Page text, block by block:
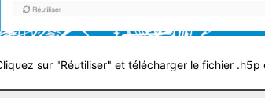
sur "Réutiliser" et télécharger le fichier